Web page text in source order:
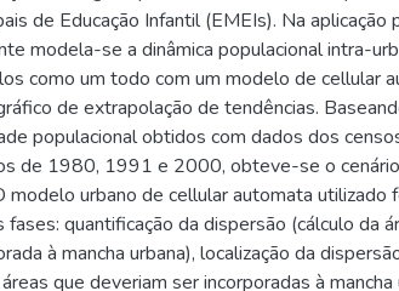
de Educação Infantil (EMEIs). Na aplicação
modela-se a dinâmica populacional intra-
como um todo com um modelo de cellular
de extrapolação de tendências.
populacional obtidos com dados dos
de 1980, 1991 e 2000, obteve-se o
modelo urbano de cellular automata utilizado
quantificação da dispersão (cálculo da
à mancha urbana), localização da
que deveriam ser incorporadas à mancha